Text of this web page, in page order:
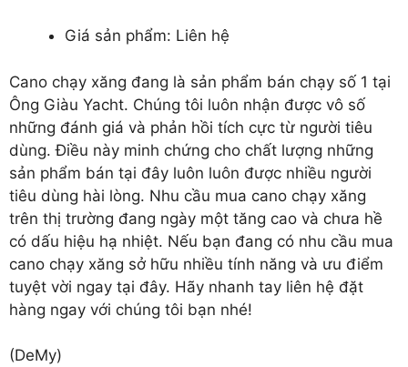
Giá sản phẩm: Liên hệ
Cano chạy xăng đang là sản phẩm bán chạy số 1 tại
Ông Giàu Yacht. Chúng tôi luôn nhận được vô số
những đánh giá và phản hồi tích cực từ người tiêu
dùng. Điều này minh chứng cho chất lượng những
sản phẩm bán tại đây luôn luôn được nhiều người
tiêu dùng hài lòng. Nhu cầu mua cano chạy xăng
trên thị trường đang ngày một tăng cao và chưa hề
có dấu hiệu hạ nhiệt. Nếu bạn đang có nhu cầu mua
cano chạy xăng sở hữu nhiều tính năng và ưu điểm
tuyệt vời ngay tại đây. Hãy nhanh tay liên hệ đặt
hàng ngay với chúng tôi bạn nhé!
(DeMy)